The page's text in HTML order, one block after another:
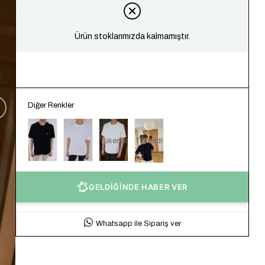
Ürün stoklarımızda kalmamıştır.
Diğer Renkler
Tükendi Tükendi
GELDİĞİNDE HABER VER
Whatsapp ile Sipariş ver